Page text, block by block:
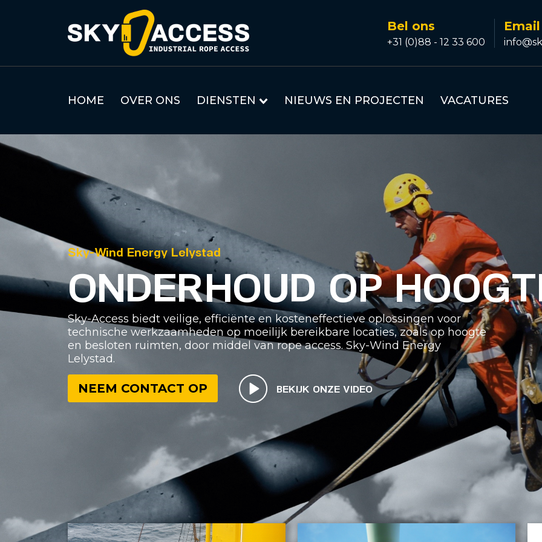
Bel ons
+31 (0)88 - 12 33 600
HOME OVER ONS DIENSTEN NIEUWS EN PROJECTEN VACATURES
Sky-Wind Energy Lelystad
ONDERHOUD OP
Sky-Access biedt veilige, efficiënte en kosteneffectieve oplossingen voor
technische werkzaamheden op moeilijk bereikbare locaties, zoals op hoogte
en besloten ruimten, door middel van rope access. Sky-Wind Energy
Lelystad.
NEEM CONTACT OP BEKIJK ONZE VIDEO